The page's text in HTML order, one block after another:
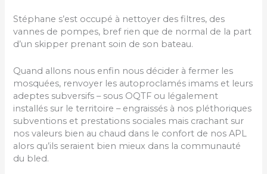
Stéphane s’est occupé à nettoyer des filtres, des
vannes de pompes, bref rien que de normal de la part
d’un skipper prenant soin de son bateau.
Quand allons nous enfin nous décider à fermer les
mosquées, renvoyer les autoproclamés imams et leurs
adeptes subversifs – sous OQTF ou légalement
installés sur le territoire – engraissés à nos pléthoriques
subventions et prestations sociales mais crachant sur
nos valeurs bien au chaud dans le confort de nos APL
alors qu’ils seraient bien mieux dans la communauté
du bled.